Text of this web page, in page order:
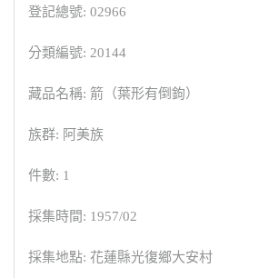
登記總號: 02966
分類編號: 20144
藏品名稱: 箭（葉形有倒鉤）
族群: 阿美族
件數: 1
採集時間: 1957/02
採集地點: 花蓮縣光復鄉大安村